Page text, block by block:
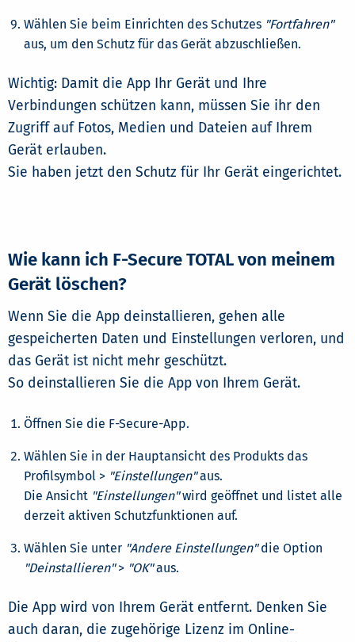
Wählen Sie beim Einrichten des Schutzes "Fortfahren"
aus, um den Schutz für das Gerät abzuschließen.
Wichtig: Damit die App Ihr Gerät und Ihre
Verbindungen schützen kann, müssen Sie ihr den
Zugriff auf Fotos, Medien und Dateien auf Ihrem
Gerät erlauben.
Sie haben jetzt den Schutz für Ihr Gerät eingerichtet.
Wie kann ich F-Secure TOTAL von meinem
Gerät löschen?
Wenn Sie die App deinstallieren, gehen alle
gespeicherten Daten und Einstellungen verloren, und
das Gerät ist nicht mehr geschützt.
So deinstallieren Sie die App von Ihrem Gerät.
Öffnen Sie die F-Secure-App.
Wählen Sie in der Hauptansicht des Produkts das
Profilsymbol > "Einstellungen"aus.
Die Ansicht "Einstellungen"wird geöffnet und listet alle
derzeit aktiven Schutzfunktionen auf.
Wählen Sie unter "Andere Einstellungen"die Option
"Deinstallieren"> "OK"aus.
Die App wird von Ihrem Gerät entfernt. Denken Sie
auch daran, die zugehörige Lizenz im Online-